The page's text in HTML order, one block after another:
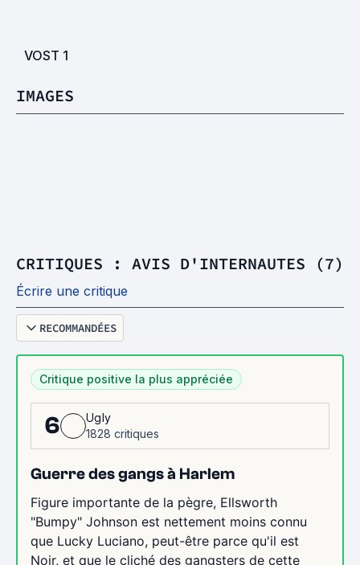
VOST 1
IMAGES
CRITIQUES : AVIS D'INTERNAUTES (7)
Écrire une critique
RECOMMANDÉES
Critique positive la plus appréciée
6
Ugly
1828 critiques
Guerre des gangs à Harlem
Figure importante de la pègre, Ellsworth
"Bumpy" Johnson est nettement moins connu
que Lucky Luciano, peut-être parce qu'il est
Noir, et que le cliché des gangsters de cette